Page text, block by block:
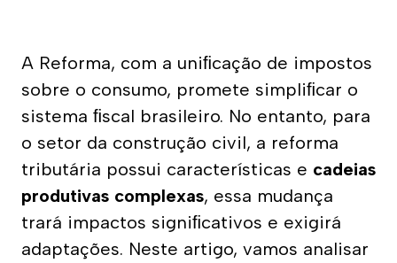
A Reforma, com a uniﬁcação de impostos
sobre o consumo, promete simpliﬁcar o
sistema ﬁscal brasileiro. No entanto, para
o setor da construção civil, a reforma
tributária possui características e cadeias
produtivas complexas, essa mudança
trará impactos signiﬁcativos e exigirá
adaptações. Neste artigo, vamos analisar